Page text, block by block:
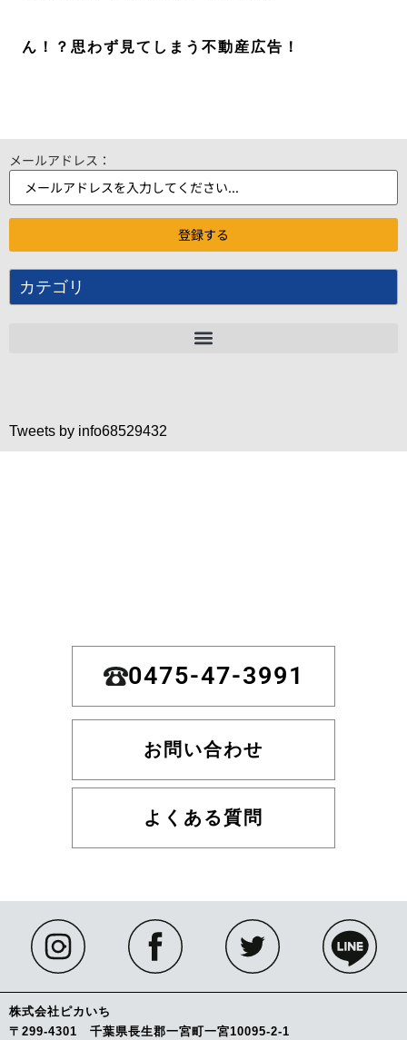
ん！？思わず見てしまう不動産広告！
メールアドレス：
カテゴリ
Tweets by info68529432
0475-47-3991
お問い合わせ
よくある質問
株式会社ピカいち
〒299-4301 千葉県長生郡一宮町一宮10095-2-1